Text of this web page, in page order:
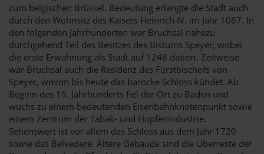
zum belgischen Brüssel. Bedeutung erlangte die Stadt auch
durch den Wohnsitz des Kaisers Heinrich IV. im Jahr 1067. In
den folgenden Jahrhunderten war Bruchsal nahezu
durchgehend Teil des Besitzes des Bistums Speyer, wobei
die erste Erwähnung als Stadt auf 1248 datiert. Zeitweise
war Bruchsal auch die Residenz des Fürstbischofs von
Speyer, wovon bis heute das barocke Schloss kündet. Ab
Beginn des 19. Jahrhunderts fiel der Ort zu Baden und
wuchs zu einem bedeutenden Eisenbahnknotenpunkt sowie
einem Zentrum der Tabak- und Hopfenindustrie.
Sehenswert ist vor allem das Schloss aus dem Jahr 1720
sowie das Belvedere. Ältere Gebäude sind die Überreste der